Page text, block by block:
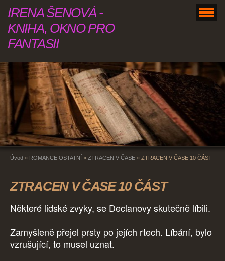
IRENA ŠENOVÁ -
KNIHA, OKNO PRO
FANTASII
Úvod » ROMANCE OSTATNÍ » ZTRACEN V ČASE » ZTRACEN V ČASE 10 ČÁST
ZTRACEN V ČASE 10 ČÁST
Některé lidské zvyky, se Declanovy skutečně líbili.
Zamyšleně přejel prsty po jejích rtech. Líbání, bylo
vzrušující, to musel uznat.